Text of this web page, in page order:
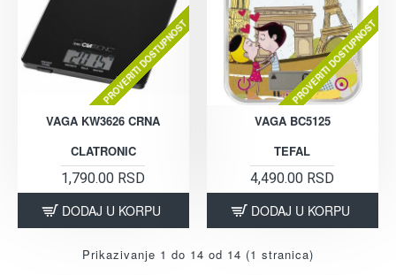
PROVERITI DOSTUPNOST
VAGA KW3626 CRNA
CLATRONIC
1,790.00 RSD
DODAJ U KORPU
PROVERITI DOSTUPNOST
VAGA BC5125
TEFAL
4,490.00 RSD
DODAJ U KORPU
Prikazivanje 1 do 14 od 14 (1 stranica)